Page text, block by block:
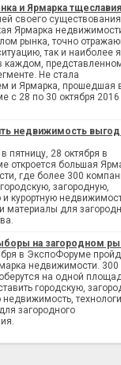
и Ярмарка тщеславия
своего существования
Ярмарка
рынка, точно
так и наиболее
каждом,
Не стала
и Ярмарка, прошедшая
с 28 по 30 октября 2016
недвижимость
пятницу, 28 октября в
откроется большая
где более 300
загородную,
курортную
материалы для
на загородном
в ЭкспоФоруме
недвижимости. 300
на одной
городскую,
загородного